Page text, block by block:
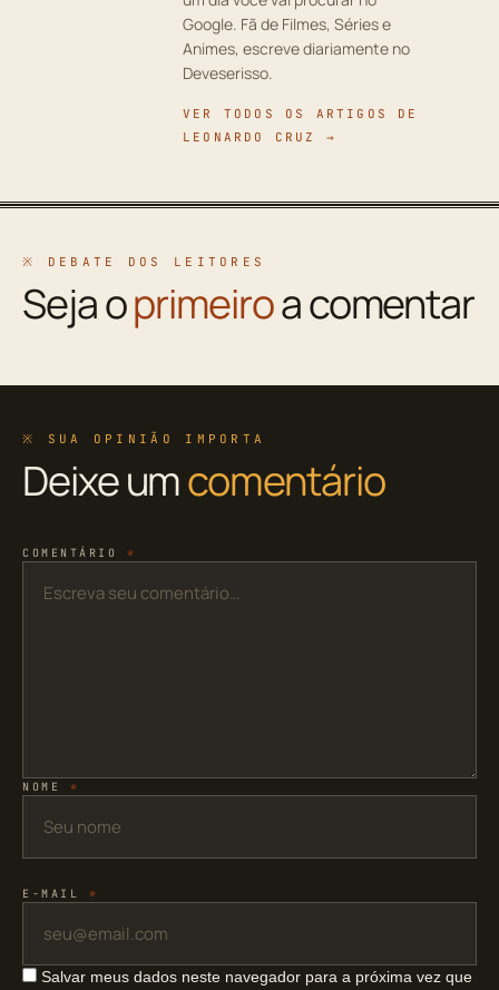
Google. Fã de Filmes, Séries e
Animes, escreve diariamente no
Deveserisso.
VER TODOS OS ARTIGOS DE
LEONARDO CRUZ →
※ DEBATE DOS LEITORES
Seja oprimeiroa comentar
※ SUA OPINIÃO IMPORTA
Deixe umcomentário
COMENTÁRIO *
NOME *
E-MAIL *
Salvar meus dados neste navegador para a próxima vez que